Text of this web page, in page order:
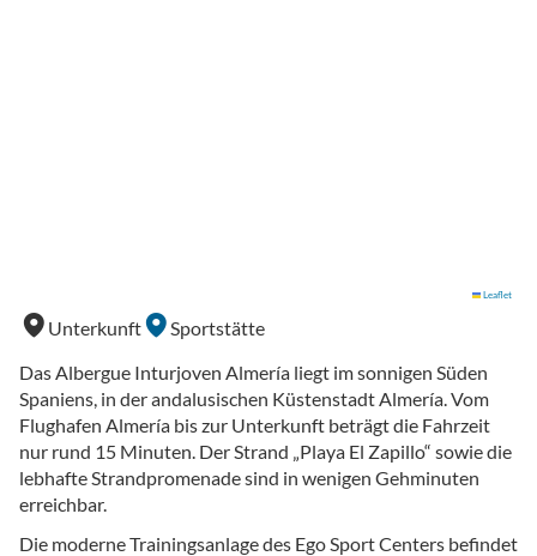
Leaflet
Unterkunft
Sportstätte
Das Albergue Inturjoven Almería liegt im sonnigen Süden
Spaniens, in der andalusischen Küstenstadt Almería. Vom
Flughafen Almería bis zur Unterkunft beträgt die Fahrzeit
nur rund 15 Minuten. Der Strand „Playa El Zapillo“ sowie die
lebhafte Strandpromenade sind in wenigen Gehminuten
erreichbar.
Die moderne Trainingsanlage des Ego Sport Centers befindet